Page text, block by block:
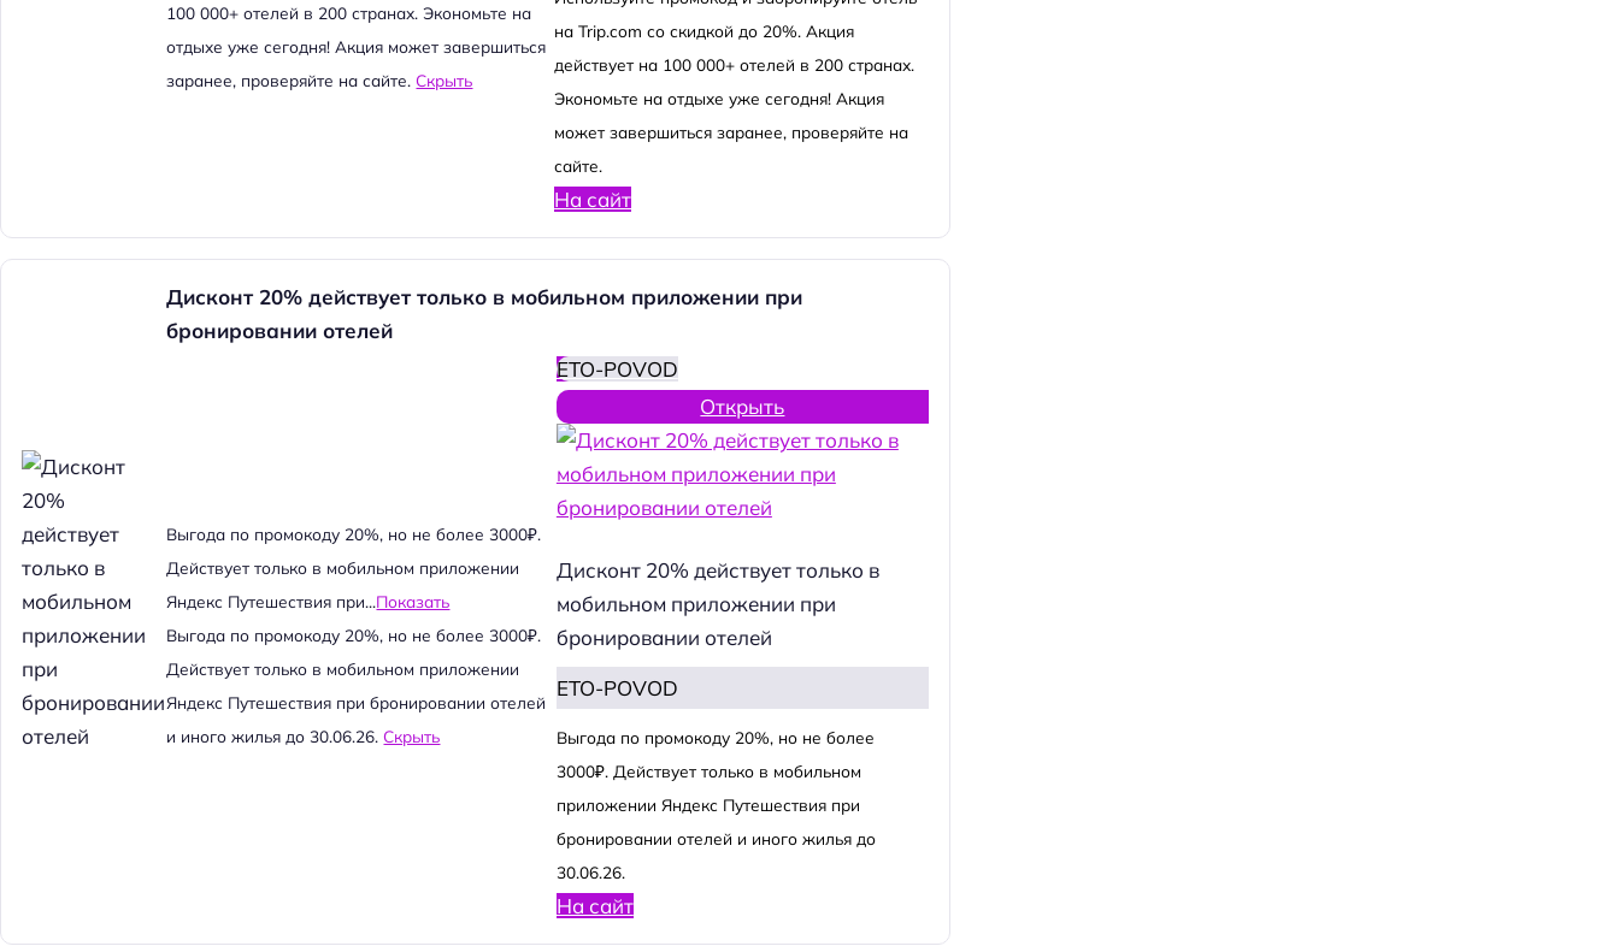
100 000+ отелей в 200 странах. Экономьте на
отдыхе уже сегодня! Акция может завершиться
заранее, проверяйте на сайте.Скрыть
на Trip.com со скидкой до 20%. Акция
действует на 100 000+ отелей в 200 странах.
Экономьте на отдыхе уже сегодня! Акция
может завершиться заранее, проверяйте на
сайте.
На сайт
Дисконт 20% действует только в мобильном приложении при
бронировании отелей
Выгода по промокоду 20%, но не более 3000₽.
Действует только в мобильном приложении
Яндекс Путешествия при...Показать
Выгода по промокоду 20%, но не более 3000₽.
Действует только в мобильном приложении
Яндекс Путешествия при бронировании отелей
и иного жилья до 30.06.26.Скрыть
ETO-POVOD
Открыть
Дисконт 20% действует только в
мобильном приложении при
бронировании отелей
ETO-POVOD
Выгода по промокоду 20%, но не более
3000₽. Действует только в мобильном
приложении Яндекс Путешествия при
бронировании отелей и иного жилья до
30.06.26.
На сайт